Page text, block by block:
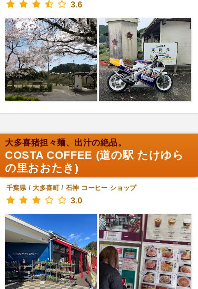
3.6
大多喜猪担々麺、出汁の絶品。
COSTA COFFEE (道の駅 たけゆら
の里おおたき)
千葉県/大多喜町/石神 コーヒー ショップ
3.0